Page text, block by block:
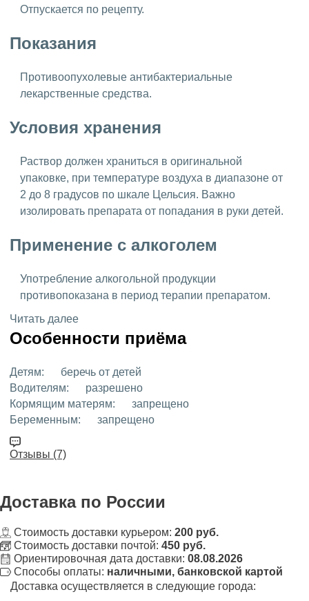
Отпускается по рецепту.
Показания
Противоопухолевые антибактериальные
лекарственные средства.
Условия хранения
Раствор должен храниться в оригинальной
упаковке, при температуре воздуха в диапазоне от
2 до 8 градусов по шкале Цельсия. Важно
изолировать препарата от попадания в руки детей.
Применение с алкоголем
Употребление алкогольной продукции
противопоказана в период терапии препаратом.
Читать далее
Особенности приёма
Детям:
беречь от детей
Водителям:
разрешено
Кормящим матерям:
запрещено
Беременным:
запрещено
Отзывы (7)
Доставка по России
Стоимость доставки курьером: 200 руб.
Стоимость доставки почтой: 450 руб.
Ориентировочная дата доставки: 08.08.2026
Способы оплаты: наличными, банковской картой
Доставка осуществляется в следующие города: